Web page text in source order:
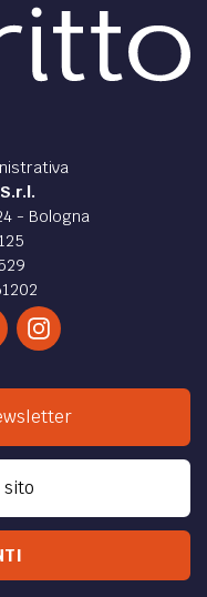
- Bologna
sito